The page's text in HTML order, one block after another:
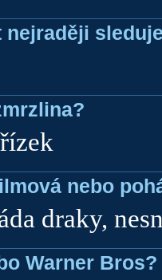
nejraději
nebo
draky,
Warner Bros?